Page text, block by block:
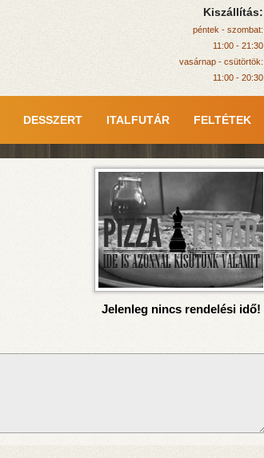
Kiszállítás:
péntek - szombat:
11:00 - 21:30
vasárnap - csütörtök:
11:00 - 20:30
DESSZERT ITALFUTÁR FELTÉTEK
Jelenleg nincs rendelési idő!